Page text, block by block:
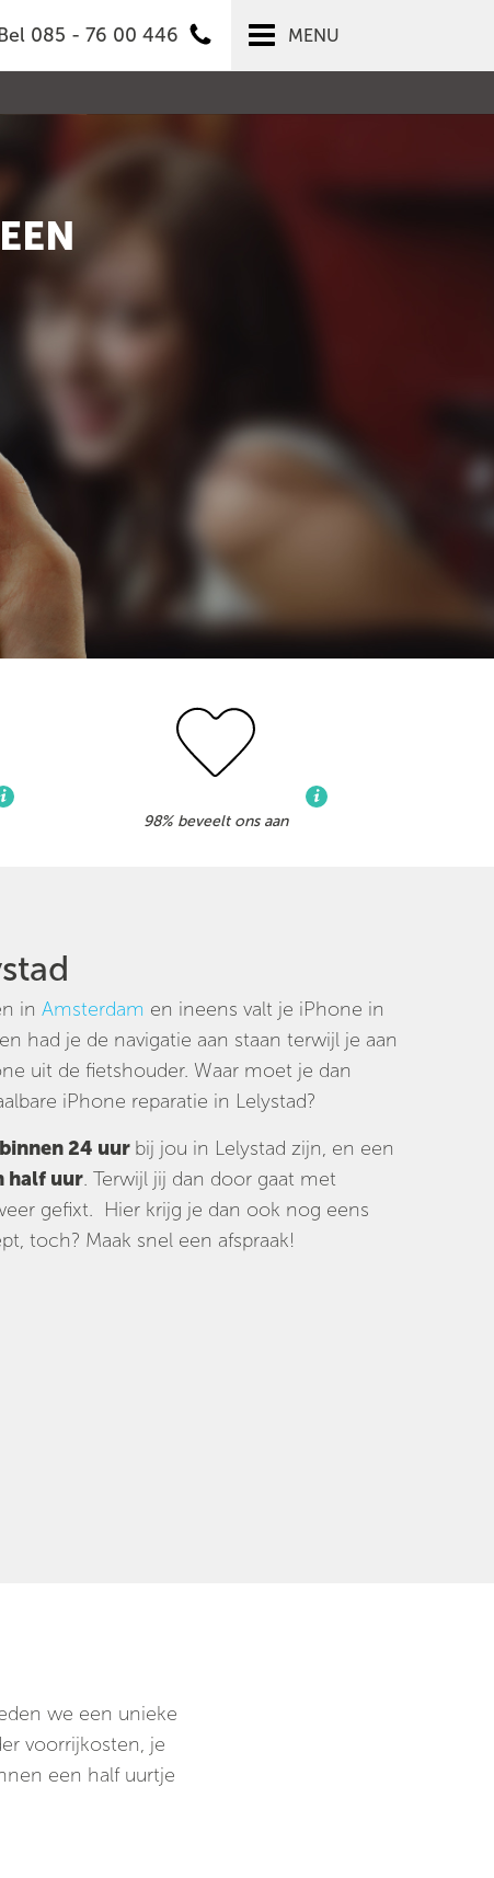
085 - 76 00 446 MENU
98% beveelt ons aan
in Amsterdam en ineens valt je iPhone in
had je de navigatie aan staan terwijl je aan
uit de fietshouder. Waar moet je dan
iPhone reparatie in Lelystad?
binnen 24 uur bij jou in Lelystad zijn, en een
half uur. Terwijl jij dan door gaat met
gefixt. Hier krijg je dan ook nog eens
toch? Maak snel een afspraak!
we een unieke
voorrijkosten, je
een half uurtje